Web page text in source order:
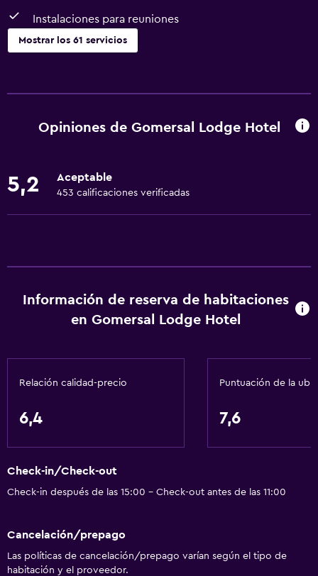
Instalaciones para reuniones
Mostrar los 61 servicios
Wifi gratis
Extinguidor
Gel de ducha
Toallas/ropa de cama (cargo adicional)
Microondas
Bar/lounge
Nevera
Opiniones de Gomersal Lodge Hotel
5,2 Aceptable
453 calificaciones verificadas
Información de reserva de habitaciones
en Gomersal Lodge Hotel
Relación calidad-precio
6,4
Puntuación de la
7,6
Check-in/Check-out
Check-in después de las 15:00 - Check-out antes de las 11:00
Cancelación/prepago
Las políticas de cancelación/prepago varían según el tipo de
habitación y el proveedor.